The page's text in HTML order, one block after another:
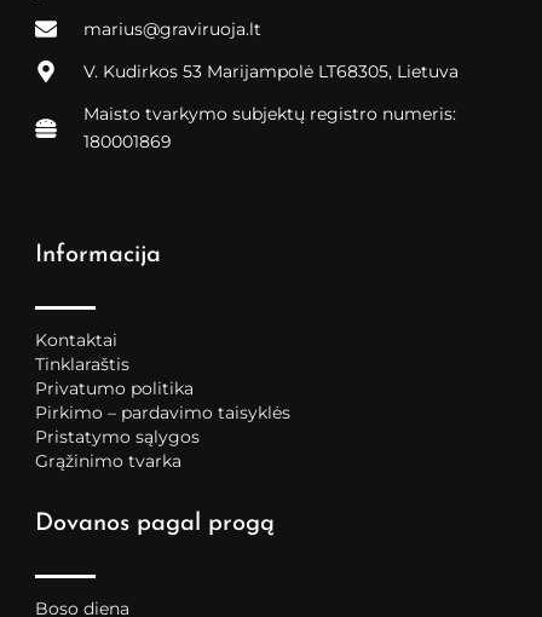
marius@graviruoja.lt
V. Kudirkos 53 Marijampolė LT68305, Lietuva
Maisto tvarkymo subjektų registro numeris:
180001869
Informacija
Kontaktai
Tinklaraštis
Privatumo politika
Pirkimo – pardavimo taisyklės
Pristatymo sąlygos
Grąžinimo tvarka
Dovanos pagal progą
Boso diena